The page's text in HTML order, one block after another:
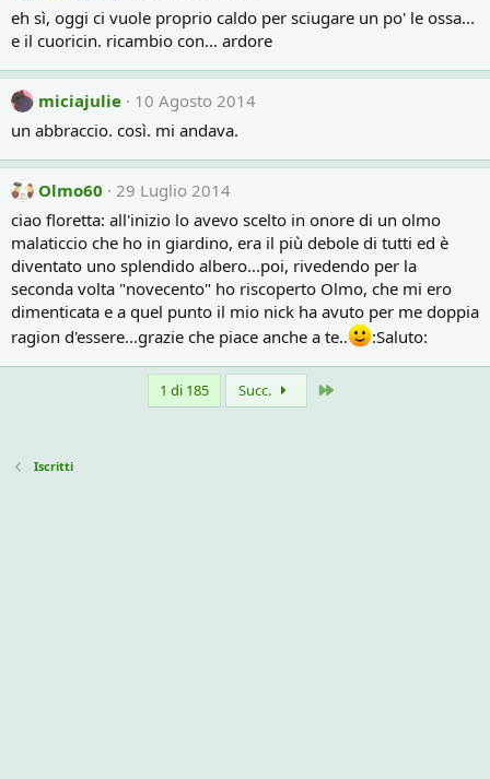
eh sì, oggi ci vuole proprio caldo per sciugare un po' le ossa...
e il cuoricin. ricambio con... ardore
miciajulie
10 Agosto 2014
un abbraccio. così. mi andava.
Olmo60
29 Luglio 2014
ciao floretta: all'inizio lo avevo scelto in onore di un olmo
malaticcio che ho in giardino, era il più debole di tutti ed è
diventato uno splendido albero...poi, rivedendo per la
seconda volta "novecento" ho riscoperto Olmo, che mi ero
dimenticata e a quel punto il mio nick ha avuto per me doppia
ragion d'essere...grazie che piace anche a te..
:Saluto:
1 di 185 Succ.
Iscritti